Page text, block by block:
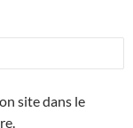
site dans le